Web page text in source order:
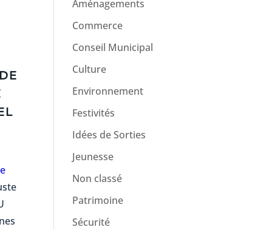
Aménagements
Commerce
Conseil Municipal
Culture
Environnement
Festivités
Idées de Sorties
Jeunesse
Non classé
Patrimoine
Sécurité